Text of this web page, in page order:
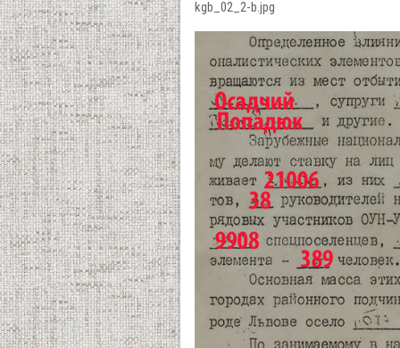
kgb_02_2-b.jpg